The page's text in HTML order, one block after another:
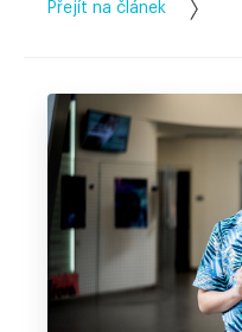
Přejít na článek